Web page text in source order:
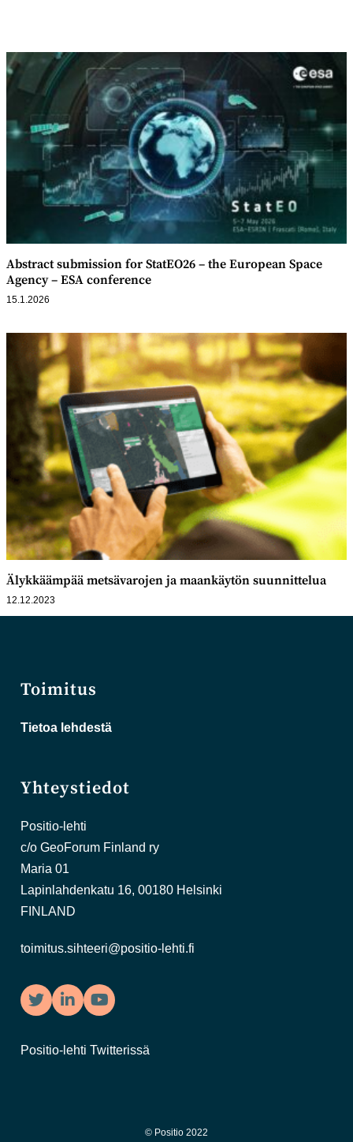
Abstract submission for StatEO26 – the European Space
Agency – ESA conference
15.1.2026
Älykkäämpää metsävarojen ja maankäytön suunnittelua
12.12.2023
Toimitus
Tietoa lehdestä
Yhteystiedot
Positio-lehti
c/o GeoForum Finland ry
Maria 01
Lapinlahdenkatu 16, 00180 Helsinki
FINLAND
toimitus.sihteeri@positio-lehti.fi
TwitterLinkedInYouTube
Positio-lehti Twitterissä
© Positio 2022